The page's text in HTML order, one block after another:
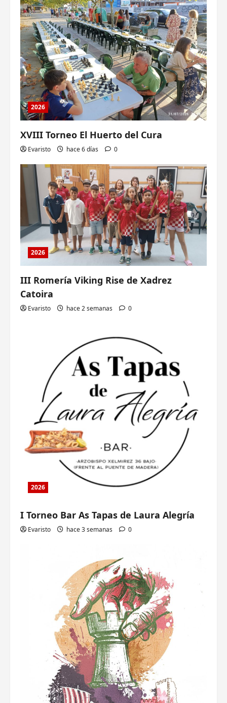
2026
XVIII Torneo El Huerto del Cura
Evaristo hace 6 días 0
2026
III Romería Viking Rise de Xadrez
Catoira
Evaristo hace 2 semanas 0
2026
I Torneo Bar As Tapas de Laura Alegría
Evaristo hace 3 semanas 0